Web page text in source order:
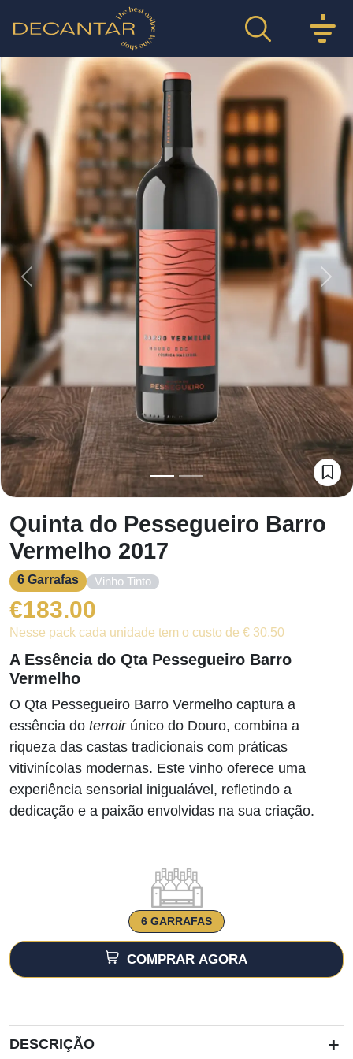
Previous
Quinta do Pessegueiro Barro
Vermelho 2017
6 Garrafas Vinho Tinto
€183.00
Nesse pack cada unidade tem o custo de € 30.50
A Essência do Qta Pessegueiro Barro
Vermelho
O Qta Pessegueiro Barro Vermelho captura a
essência do terroirúnico do Douro, combina a
riqueza das castas tradicionais com práticas
vitivinícolas modernas. Este vinho oferece uma
experiência sensorial inigualável, refletindo a
dedicação e a paixão envolvidas na sua criação.
6 GARRAFAS
COMPRAR AGORA
DESCRIÇÃO +